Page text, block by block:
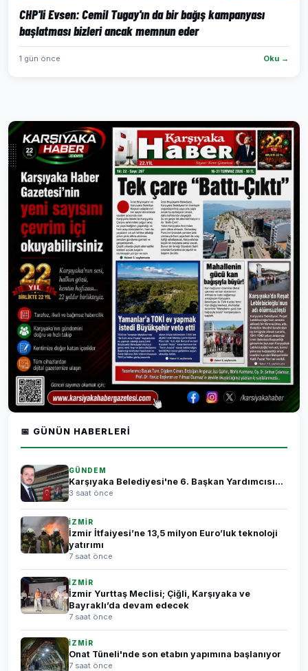
CHP'li Evsen: Cemil Tugay'ın da bir bağış kampanyası
başlatması bizleri ancak memnun eder
1 gün önce Oku →
📅 GÜNÜN HABERLERI
GÜNDEM
Karşıyaka Belediyesi'ne 6. Başkan Yardımcısı...
3 saat önce
İZMİR
İzmir İtfaiyesi’ne 13,5 milyon Euro’luk teknoloji
yatırımı
7 saat önce
İZMİR
İzmir Yurttaş Meclisi; Çiğli, Karşıyaka ve
Bayraklı’da devam edecek
7 saat önce
İZMİR
Onat Tüneli'nde son etabın yapımına başlanıyor
7 saat önce